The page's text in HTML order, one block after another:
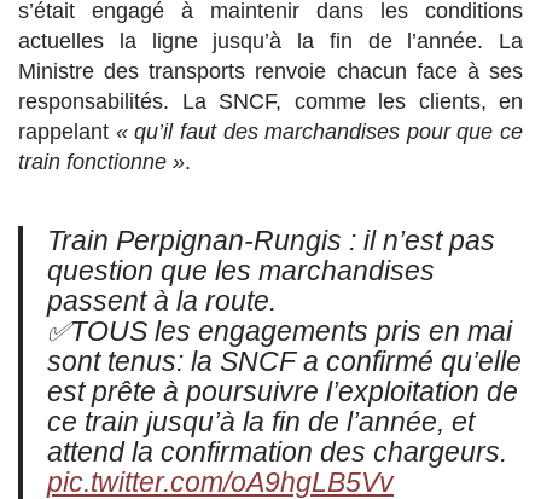
s’était engagé à maintenir dans les conditions
actuelles la ligne jusqu’à la fin de l’année. La
Ministre des transports renvoie chacun face à ses
responsabilités. La SNCF, comme les clients, en
rappelant « qu’il faut des marchandises pour que ce
train fonctionne ».
Train Perpignan-Rungis : il n’est pas
question que les marchandises
passent à la route.
✅TOUS les engagements pris en mai
sont tenus: la SNCF a confirmé qu’elle
est prête à poursuivre l’exploitation de
ce train jusqu’à la fin de l’année, et
attend la confirmation des chargeurs.
pic.twitter.com/oA9hgLB5Vv